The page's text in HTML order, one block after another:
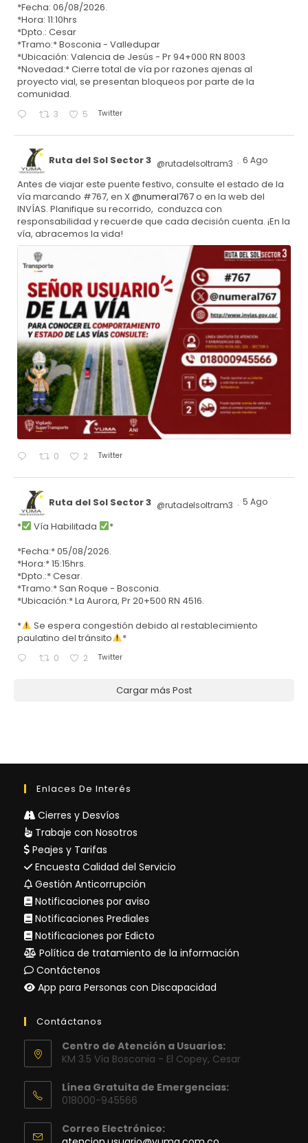
*Fecha: 06/08/2026.
*Hora: 11:10hrs
*Dpto.: Cesar
*Tramo:* Bosconia - Valledupar
*Ubicación: Valencia de Jesús - Pr 94+000 RN 8003
*Novedad:* Cierre total de vía por razones ajenas al
proyecto vial, se presentan bloqueos por parte de la
comunidad.
3 5 Twitter
Ruta del Sol Sector 3 @rutadelsoltram3 · 6 Ago
Antes de viajar este puente festivo, consulte el estado de la
vía marcando #767, en X@numeral767o en la web del
INVÍAS. Planifique su recorrido, conduzca con
responsabilidad y recuerde que cada decisión cuenta. ¡En la
vía, abracemos la vida!
0 2 Twitter
Ruta del Sol Sector 3 @rutadelsoltram3 · 5 Ago
* Vía Habilitada
*
*Fecha:* 05/08/2026.
*Hora:* 15:15hrs.
*Dpto.:* Cesar.
*Tramo:* San Roque - Bosconia.
*Ubicación:* La Aurora, Pr 20+500 RN 4516.
*
Se espera congestión debido al restablecimiento
paulatino del tránsito
*
0 2 Twitter
Cargar más Post
Enlaces De Interés
Cierres y Desvíos
Trabaje con Nosotros
Peajes y Tarifas
Encuesta Calidad del Servicio
Gestión Anticorrupción
Notificaciones por aviso
Notificaciones Prediales
Notificaciones por Edicto
Política de tratamiento de la información
Contáctenos
App para Personas con Discapacidad
Contáctanos
Centro de Atención a Usuarios:
KM 3.5 Vía Bosconia - El Copey, Cesar
Línea Gratuita de Emergencias:
018000-945566
Correo Electrónico: